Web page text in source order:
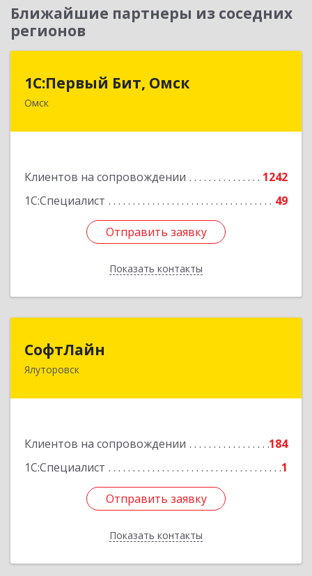
Ближайшие партнеры из соседних
регионов
1С:Первый Бит, Омск
Омск
Клиентов на сопровождении
1242
1С:Специалист
49
Отправить заявку
Показать контакты
644099, Омская обл, Омск г, Гагарина ул, дом №
Отправить заявку
Назад
СофтЛайн
Ялуторовск
Клиентов на сопровождении
184
1С:Специалист
1
Отправить заявку
Показать контакты
627010, Тюменская обл, Ялуторовский р-н,
Отправить заявку
Назад